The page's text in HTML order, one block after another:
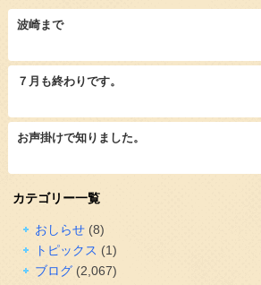
波崎まで
７月も終わりです。
お声掛けで知りました。
カテゴリー一覧
おしらせ(8)
トピックス (1)
ブログ(2,067)